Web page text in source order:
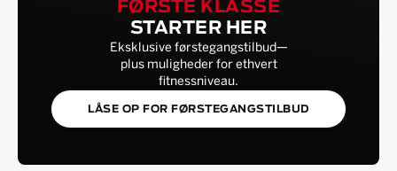
FØRSTE KLASSE
STARTER HER
Eksklusive førstegangstilbud—
plus muligheder for ethvert
fitnessniveau.
LÅSE OP FOR FØRSTEGANGSTILBUD